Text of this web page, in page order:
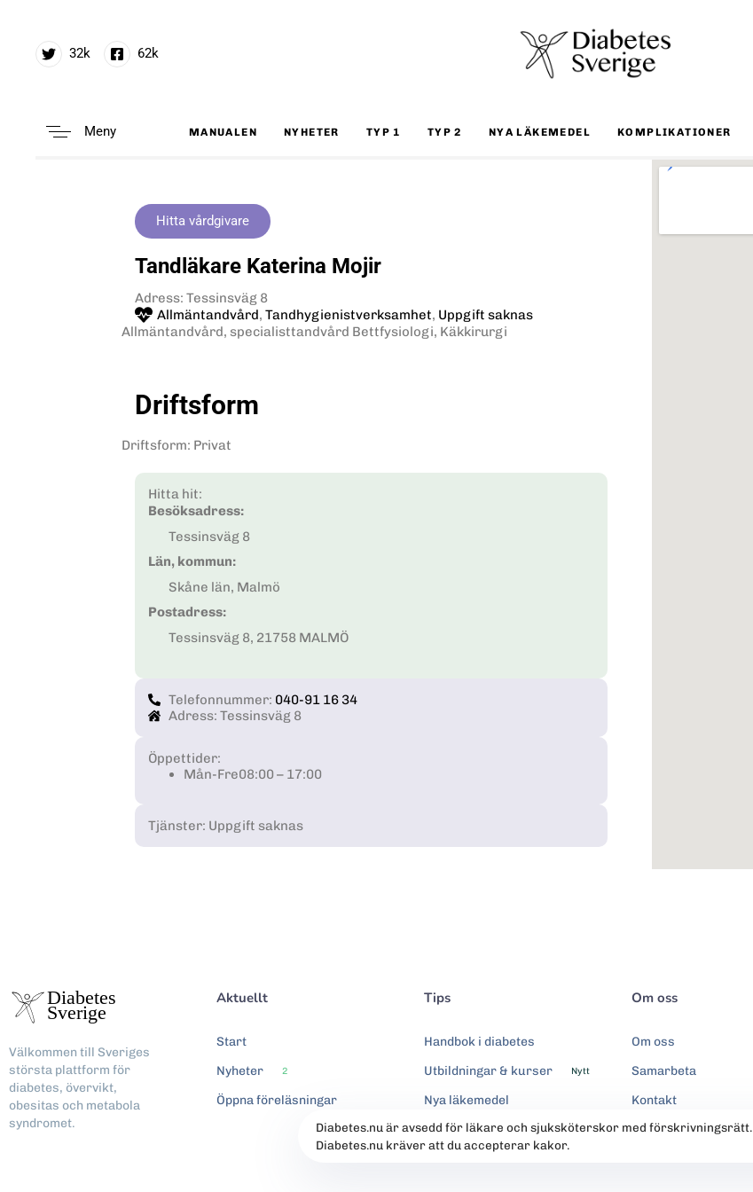
32k 62k
Meny MANUALEN NYHETER TYP 1 TYP 2 NYA LÄKEMEDEL KOMPLIKATIONER
Hitta vårdgivare
Tandläkare Katerina Mojir
Adress: Tessinsväg 8
Allmäntandvård, Tandhygienistverksamhet, Uppgift saknas
Allmäntandvård, specialisttandvård Bettfysiologi, Käkkirurgi
Driftsform
Driftsform: Privat
Hitta hit:
Besöksadress:
Tessinsväg 8
Län, kommun:
Skåne län, Malmö
Postadress:
Tessinsväg 8, 21758 MALMÖ
Telefonnummer: 040-91 16 34
Adress: Tessinsväg 8
Öppettider:
Mån-Fre08:00 – 17:00
Tjänster: Uppgift saknas
Välkommen till Sveriges
största plattform för
diabetes, övervikt,
obesitas och metabola
syndromet.
Aktuellt
Start
Nyheter
2
Öppna föreläsningar
Tips
Handbok i diabetes
Utbildningar & kurser
Nytt
Nya läkemedel
Om oss
Om oss
Samarbeta
Kontakt
Integritetspolicy
Diabetes.nu är avsedd för läkare och sjuksköterskor med förskrivningsrätt.
Diabetes.nu kräver att du accepterar kakor.